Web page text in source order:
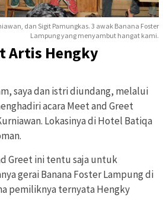
dan Sigit Pamungkas. 3 awak Banana Foster
Lampung yang menyambut hangat kami.
Artis Hengky
saya dan istri diundang, melalui
acara Meet and Greet
Lokasinya di Hotel Batiqa
Greet ini tentu saja untuk
gerai Banana Foster Lampung di
pemiliknya ternyata Hengky